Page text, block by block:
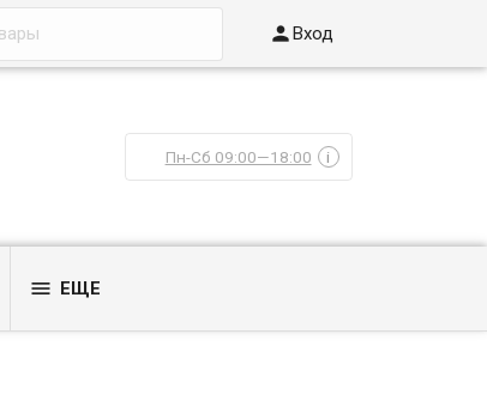
Вход
Пн-Сб 09:00—18:00 i
 ЕЩЕ